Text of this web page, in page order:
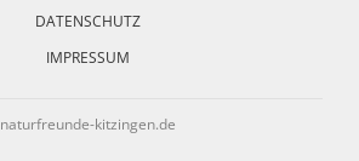
DATENSCHUTZ
IMPRESSUM
naturfreunde-kitzingen.de